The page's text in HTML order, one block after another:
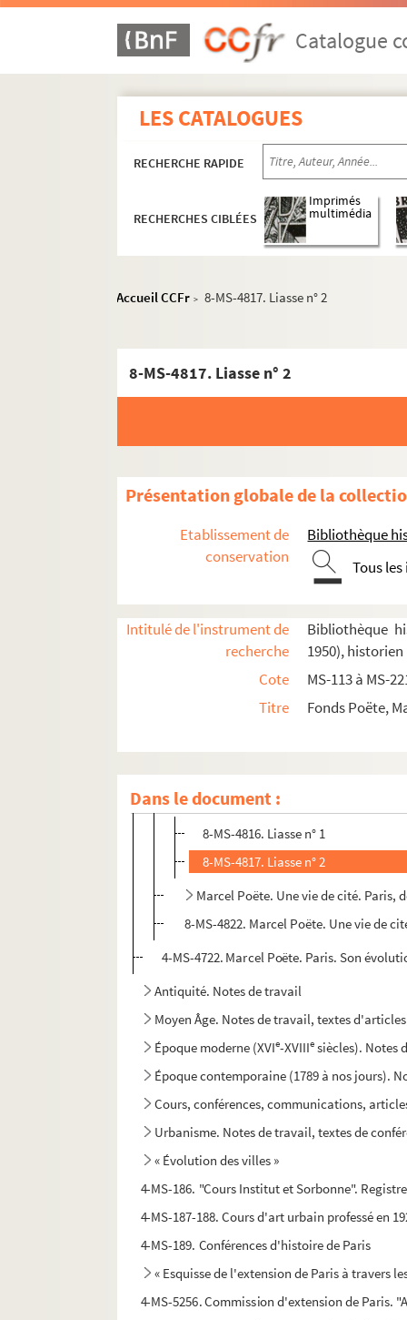
Catalogue
LES CATALOGUES
RECHERCHE RAPIDE
RECHERCHES CIBLÉES
Imprimés
multimédia
Accueil CCFr > 8-MS-4817. Liasse n° 2
8-MS-4817. Liasse n° 2
Présentation globale de la
Etablissement de
conservation
Bibliothèque
Tous
Intitulé de l'instrument de
recherche
Bibliothèque
1950), historien
Cote
MS-113 à MS-
Titre
Fonds Poëte,
Dans le document :
8-MS-4809. Marcel Poëte. Étude sur les
Marcel Poëte. Manuscrits mis au net de ses
Marcel Poëte. Une première
Marcel Poëte. Au jardin des Tuileries.
Marcel Poëte. Une vie de cité. Paris,
Marcel Poëte. Une vie de cité. Paris, de
8-MS-4816. Liasse n° 1
8-MS-4817. Liasse n° 2
Marcel Poëte. Une vie de cité. Paris,
8-MS-4822. Marcel Poëte. Une vie de
4-MS-4722. Marcel Poëte. Paris. Son
Antiquité. Notes de travail
Moyen Âge. Notes de travail, textes
Époque moderne (XVIe-XVIIIe siècles). Notes
Époque contemporaine (1789 à nos jours).
Cours, conférences, communications,
Urbanisme. Notes de travail, textes de
« Évolution des villes »
4-MS-186. "Cours Institut et Sorbonne".
4-MS-187-188. Cours d'art urbain professé en
4-MS-189. Conférences d'histoire de Paris
« Esquisse de l'extension de Paris à travers
4-MS-5256. Commission d'extension de Paris.